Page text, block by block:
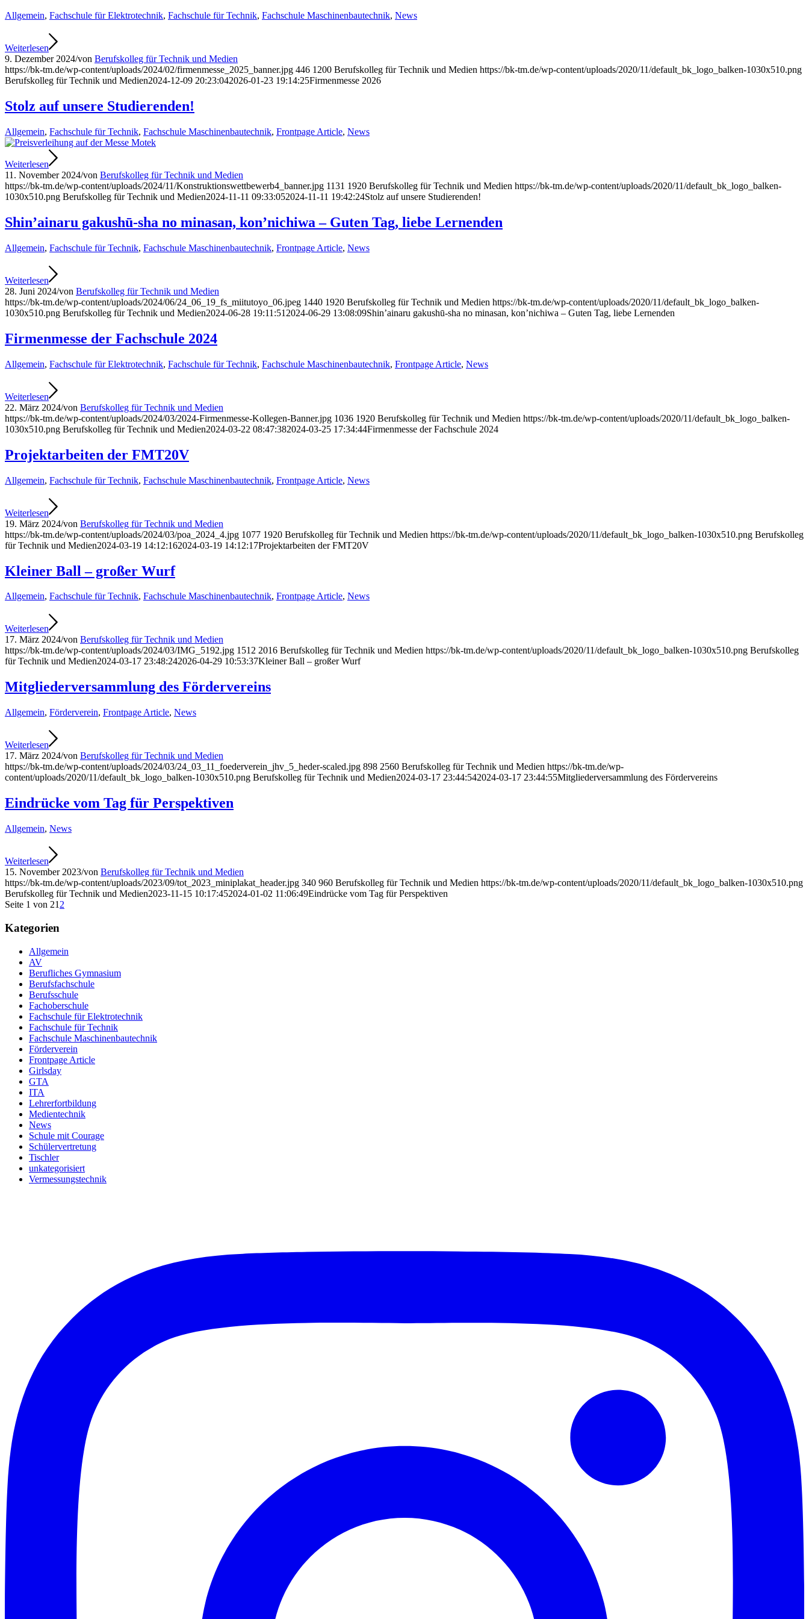
Allgemein, Fachschule für Elektrotechnik, Fachschule für Technik, Fachschule Maschinenbautechnik, News
Weiterlesen
9. Dezember 2024/von Berufskolleg für Technik und Medien
https://bk-tm.de/wp-content/uploads/2024/02/firmenmesse_2025_banner.jpg 446 1200 Berufskolleg für Technik und Medien https://bk-tm.de/wp-content/uploads/2020/11/default_bk_logo_balken-1030x510.png
Berufskolleg für Technik und Medien2024-12-09 20:23:042026-01-23 19:14:25Firmenmesse 2026
Stolz auf unsere Studierenden!
Allgemein, Fachschule für Technik, Fachschule Maschinenbautechnik, Frontpage Article, News
Weiterlesen
11. November 2024/von Berufskolleg für Technik und Medien
https://bk-tm.de/wp-content/uploads/2024/11/Konstruktionswettbewerb4_banner.jpg 1131 1920 Berufskolleg für Technik und Medien https://bk-tm.de/wp-content/uploads/2020/11/default_bk_logo_balken-
1030x510.png Berufskolleg für Technik und Medien2024-11-11 09:33:052024-11-11 19:42:24Stolz auf unsere Studierenden!
Shin’ainaru gakushū-sha no minasan, kon’nichiwa – Guten Tag, liebe Lernenden
Allgemein, Fachschule für Technik, Fachschule Maschinenbautechnik, Frontpage Article, News
Weiterlesen
28. Juni 2024/von Berufskolleg für Technik und Medien
https://bk-tm.de/wp-content/uploads/2024/06/24_06_19_fs_miitutoyo_06.jpeg 1440 1920 Berufskolleg für Technik und Medien https://bk-tm.de/wp-content/uploads/2020/11/default_bk_logo_balken-
1030x510.png Berufskolleg für Technik und Medien2024-06-28 19:11:51 2024-06-29 13:08:09Shin’ainaru gakushū-sha no minasan, kon’nichiwa – Guten Tag, liebe Lernenden
Firmenmesse der Fachschule 2024
Allgemein, Fachschule für Elektrotechnik, Fachschule für Technik, Fachschule Maschinenbautechnik, Frontpage Article, News
Weiterlesen
22. März 2024/von Berufskolleg für Technik und Medien
https://bk-tm.de/wp-content/uploads/2024/03/2024-Firmenmesse-Kollegen-Banner.jpg 1036 1920 Berufskolleg für Technik und Medien https://bk-tm.de/wp-content/uploads/2020/11/default_bk_logo_balken-
1030x510.png Berufskolleg für Technik und Medien2024-03-22 08:47:382024-03-25 17:34:44Firmenmesse der Fachschule 2024
Projektarbeiten der FMT20V
Allgemein, Fachschule für Technik, Fachschule Maschinenbautechnik, Frontpage Article, News
Weiterlesen
19. März 2024/von Berufskolleg für Technik und Medien
https://bk-tm.de/wp-content/uploads/2024/03/poa_2024_4.jpg 1077 1920 Berufskolleg für Technik und Medien https://bk-tm.de/wp-content/uploads/2020/11/default_bk_logo_balken-1030x510.png Berufskolleg
für Technik und Medien2024-03-19 14:12:162024-03-19 14:12:17Projektarbeiten der FMT20V
Kleiner Ball – großer Wurf
Allgemein, Fachschule für Technik, Fachschule Maschinenbautechnik, Frontpage Article, News
Weiterlesen
17. März 2024/von Berufskolleg für Technik und Medien
https://bk-tm.de/wp-content/uploads/2024/03/IMG_5192.jpg 1512 2016 Berufskolleg für Technik und Medien https://bk-tm.de/wp-content/uploads/2020/11/default_bk_logo_balken-1030x510.png Berufskolleg
für Technik und Medien2024-03-17 23:48:242026-04-29 10:53:37Kleiner Ball – großer Wurf
Mitgliederversammlung des Fördervereins
Allgemein, Förderverein, Frontpage Article, News
Weiterlesen
17. März 2024/von Berufskolleg für Technik und Medien
https://bk-tm.de/wp-content/uploads/2024/03/24_03_11_foederverein_jhv_5_heder-scaled.jpg 898 2560 Berufskolleg für Technik und Medien https://bk-tm.de/wp-
content/uploads/2020/11/default_bk_logo_balken-1030x510.png Berufskolleg für Technik und Medien2024-03-17 23:44:542024-03-17 23:44:55Mitgliederversammlung des Fördervereins
Eindrücke vom Tag für Perspektiven
Allgemein, News
Weiterlesen
15. November 2023/von Berufskolleg für Technik und Medien
https://bk-tm.de/wp-content/uploads/2023/09/tot_2023_miniplakat_header.jpg 340 960 Berufskolleg für Technik und Medien https://bk-tm.de/wp-content/uploads/2020/11/default_bk_logo_balken-1030x510.png
Berufskolleg für Technik und Medien2023-11-15 10:17:452024-01-02 11:06:49Eindrücke vom Tag für Perspektiven
Seite 1 von 21 2
Kategorien
Allgemein
AV
Berufliches Gymnasium
Berufsfachschule
Berufsschule
Fachoberschule
Fachschule für Elektrotechnik
Fachschule für Technik
Fachschule Maschinenbautechnik
Förderverein
Frontpage Article
Girlsday
GTA
ITA
Lehrerfortbildung
Medientechnik
News
Schule mit Courage
Schülervertretung
Tischler
unkategorisiert
Vermessungstechnik